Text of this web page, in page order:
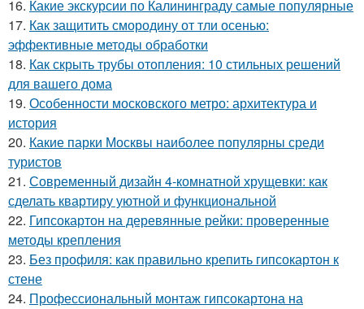
16. Какие экскурсии по Калининграду самые популярные
17. Как защитить смородину от тли осенью:
эффективные методы обработки
18. Как скрыть трубы отопления: 10 стильных решений
для вашего дома
19. Особенности московского метро: архитектура и
история
20. Какие парки Москвы наиболее популярны среди
туристов
21. Современный дизайн 4-комнатной хрущевки: как
сделать квартиру уютной и функциональной
22. Гипсокартон на деревянные рейки: проверенные
методы крепления
23. Без профиля: как правильно крепить гипсокартон к
стене
24. Профессиональный монтаж гипсокартона на